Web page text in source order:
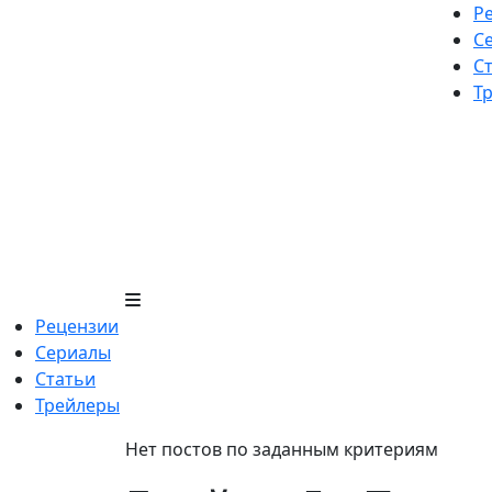
Рецензии
Сериалы
Статьи
Трейлеры
Нет постов по заданным критериям